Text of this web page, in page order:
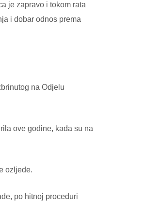
je zapravo i tokom rata
i dobar odnos prema
na Odjelu
ove godine, kada su na
ozljede.
po hitnoj proceduri